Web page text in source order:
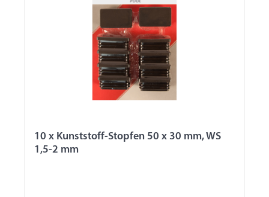
10 x Kunststoff-Stopfen 50 x 30 mm, WS
1,5-2 mm